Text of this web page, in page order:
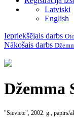
Latviski
English
Iepriekšējais darbs
Nākošais darbs
Džemma
"Sieviete", 2002. g., papīrs/